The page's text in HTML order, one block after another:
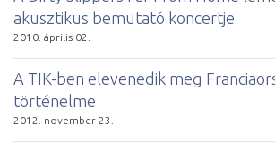
akusztikus bemutató koncertje
2010. április 02.
A TIK-ben elevenedik meg
történelme
2012. november 23.